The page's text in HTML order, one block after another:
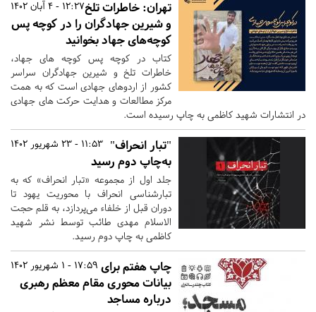
12:27 - 4 آبان 1402 تهران: خاطرات تلخ
و شیرین جهادگران را در کوچه پس
کوچه‌های جهاد بخوانید
کتاب در کوچه پس کوچه های جهاد،
خاطرات تلخ و شیرین جهادگران سراسر
کشور از اردوهای جهادی است که به همت
مرکز مطالعات و هدایت حرکت های جهادی
در انتشارات شهید کاظمی به چاپ رسیده است.
11:53 - 23 شهریور 1402 "تبار انحراف"
به‌چاپ دوم رسید
جلد اول از مجموعه «تبار انحراف» که به
تبارشناسی انحراف با محوریت یهود تا
دوران قبل از خلفاء می‌پردازد، به قلم حجت
الاسلام مهدی طائب توسط نشر شهید
کاظمی به چاپ دوم رسید.
17:59 - 1 شهریور 1402 چاپ هفتم برای
بیانات محوری مقام معظم رهبری
درباره مساجد